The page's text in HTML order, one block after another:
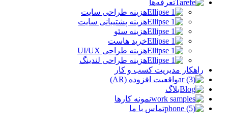
تعرفه‌ها
هزینه طراحی سایت
هزینه پشتیبانی سایت
هزینه سئو
خرید هاست
هزینه طراحی UI/UX
هزینه طراحی لندینگ
راهکار مدیریت کسب و کار
واقعیت افزوده (AR)
بلاگ
نمونه کارها
تماس با ما